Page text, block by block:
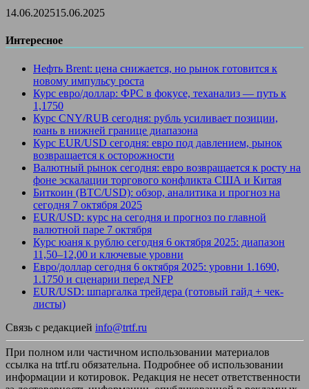
14.06.202515.06.2025
Интересное
Нефть Brent: цена снижается, но рынок готовится к
новому импульсу роста
Курс евро/доллар: ФРС в фокусе, теханализ — путь к
1,1750
Курс CNY/RUB сегодня: рубль усиливает позиции,
юань в нижней границе диапазона
Курс EUR/USD сегодня: евро под давлением, рынок
возвращается к осторожности
Валютный рынок сегодня: евро возвращается к росту на
фоне эскалации торгового конфликта США и Китая
Биткоин (BTC/USD): обзор, аналитика и прогноз на
сегодня 7 октября 2025
EUR/USD: курс на сегодня и прогноз по главной
валютной паре 7 октября
Курс юаня к рублю сегодня 6 октября 2025: диапазон
11,50–12,00 и ключевые уровни
Евро/доллар сегодня 6 октября 2025: уровни 1.1690,
1.1750 и сценарии перед NFP
EUR/USD: шпаргалка трейдера (готовый гайд + чек-
листы)
Связь с редакцией info@trtf.ru
При полном или частичном использовании материалов
ссылка на trtf.ru обязательна. Подробнее об использовании
информации и котировок. Редакция не несет ответственности